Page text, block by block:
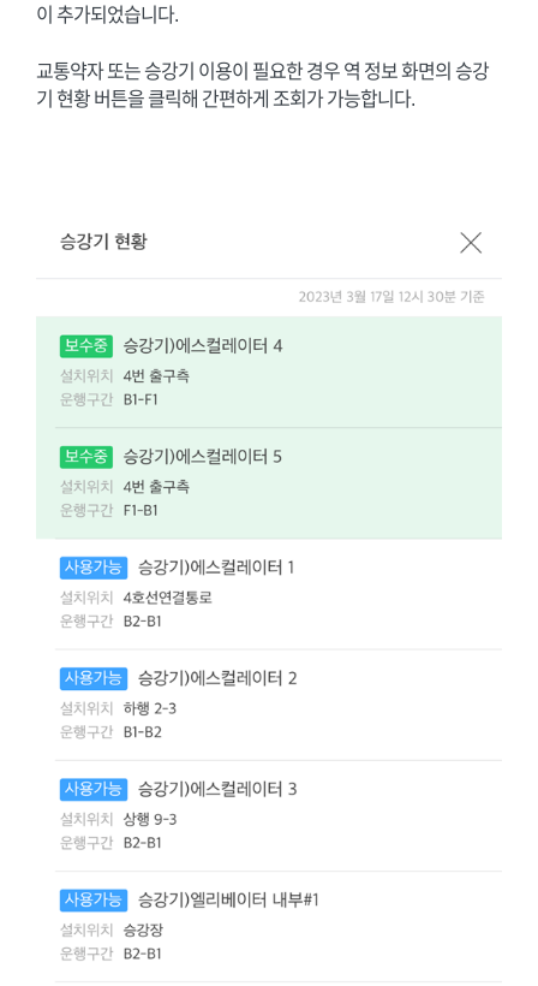
이 추가되었습니다.
교통약자 또는 승강기 이용이 필요한 경우 역 정보 화면의 승강
기 현황 버튼을 클릭해 간편하게 조회가 가능합니다.